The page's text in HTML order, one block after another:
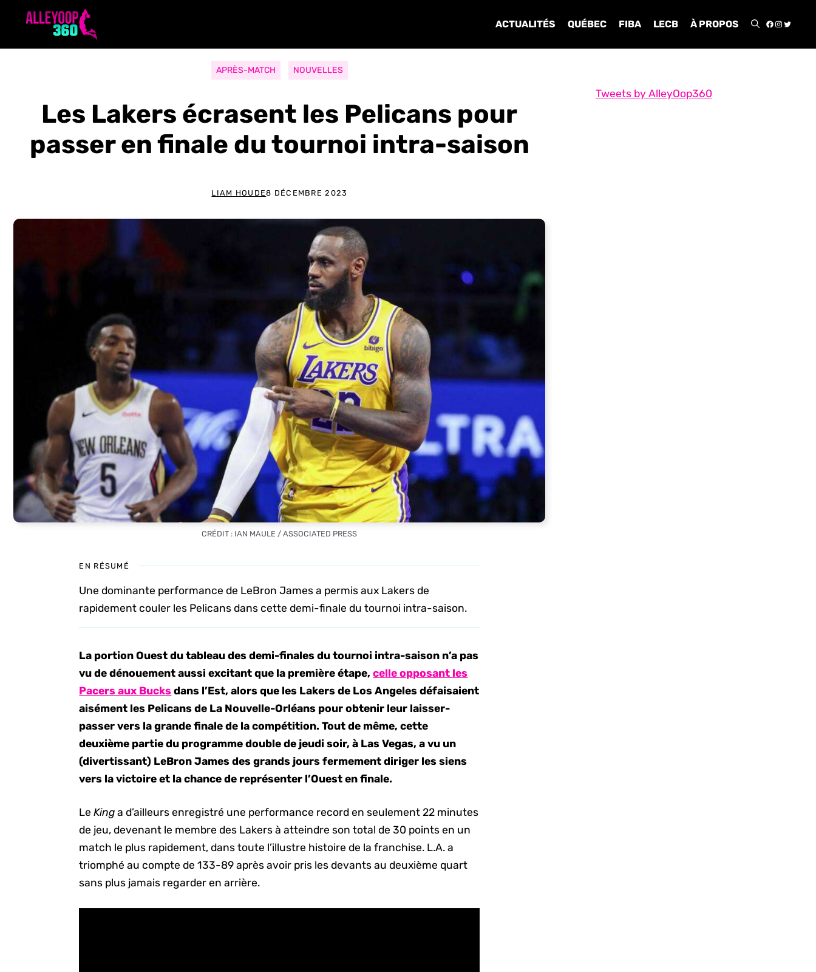
ACTUALITÉS QUÉBEC FIBA LECB À PROPOS
APRÈS-MATCH NOUVELLES
Les Lakers écrasent les Pelicans pour
passer en finale du tournoi intra-saison
LIAM HOUDE8 DÉCEMBRE 2023
CRÉDIT : IAN MAULE / ASSOCIATED PRESS
EN RÉSUMÉ
Une dominante performance de LeBron James a permis aux Lakers de
rapidement couler les Pelicans dans cette demi-finale du tournoi intra-saison.
La portion Ouest du tableau des demi-finales du tournoi intra-saison n’a pas
vu de dénouement aussi excitant que la première étape,celle opposant les
Pacers aux Bucks dans l’Est, alors que les Lakers de Los Angeles défaisaient
aisément les Pelicans de La Nouvelle-Orléans pour obtenir leur laisser-
passer vers la grande finale de la compétition. Tout de même, cette
deuxième partie du programme double de jeudi soir, à Las Vegas, a vu un
(divertissant) LeBron James des grands jours fermement diriger les siens
vers la victoire et la chance de représenter l’Ouest en finale.
LeKinga d’ailleurs enregistré une performance record en seulement 22 minutes
de jeu, devenant le membre des Lakers à atteindre son total de 30 points en un
match le plus rapidement, dans toute l’illustre histoire de la franchise. L.A. a
triomphé au compte de 133-89 après avoir pris les devants au deuxième quart
sans plus jamais regarder en arrière.
Tweets by AlleyOop360